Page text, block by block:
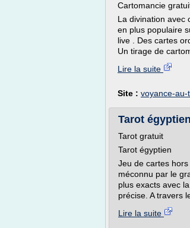
Cartomancie
La divination avec
en plus populaire
live . Des cartes
Un tirage de
Lire la suite
Site : voyance-au-
Tarot
Tarot gratuit
Tarot égyptien
Jeu de cartes
méconnu par le
plus exacts avec
précise. A travers
Lire la suite